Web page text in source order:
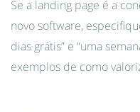
Se a landing page é a
novo software,
dias grátis” e “uma
exemplos de como